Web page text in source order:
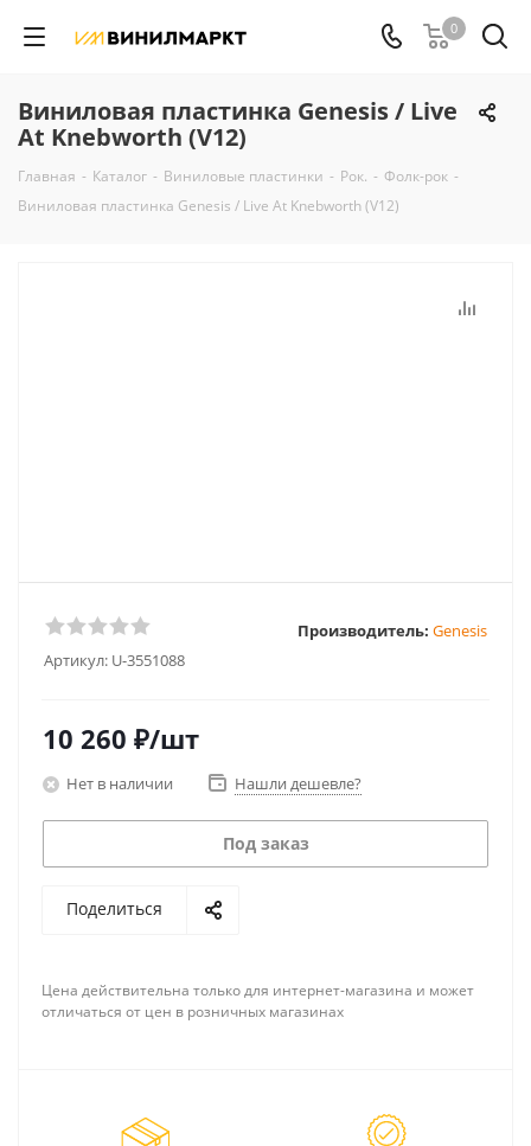
0
Виниловая пластинка Genesis / Live
At Knebworth (V12)
Главная - Каталог - Виниловые пластинки - Рок. - Фолк-рок -
Виниловая пластинка Genesis / Live At Knebworth (V12)
Артикул: U-3551088
Производитель: Genesis
10 260 ₽/шт
Нет в наличии Нашли дешевле?
Под заказ
Поделиться
Цена действительна только для интернет-магазина и может
отличаться от цен в розничных магазинах